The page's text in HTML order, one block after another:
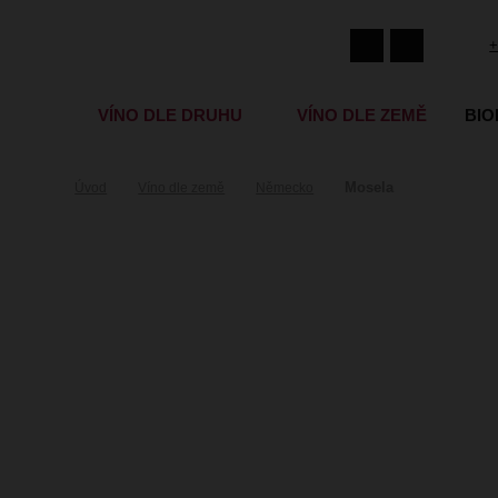
VÍNO DLE DRUHU VÍNO DLE ZEMĚ